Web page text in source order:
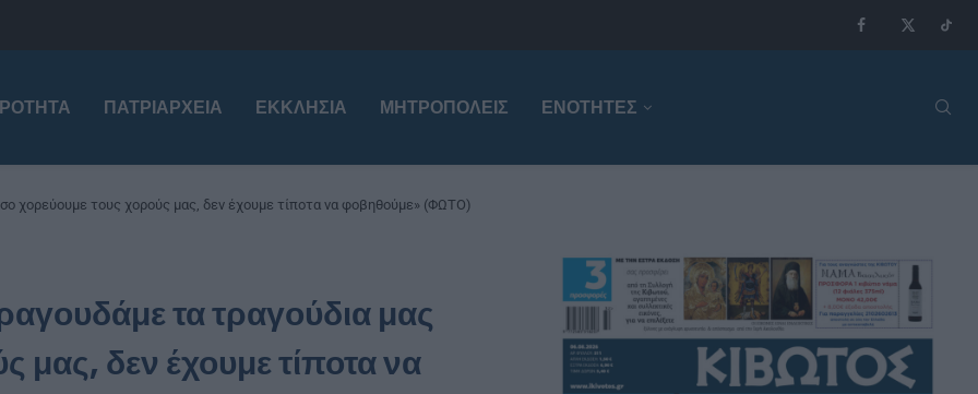
ΠΑΤΡΙΑΡΧΕΊΑ ΕΚΚΛΗΣΊΑ ΜΗΤΡΟΠΌΛΕΙΣ ΕΝΟΤΗΤΕΣ
χορεύουμε τους χορούς μας, δεν έχουμε τίποτα να φοβηθούμε» (ΦΩΤΟ)
τα τραγούδια μας
μας, δεν έχουμε τίποτα να